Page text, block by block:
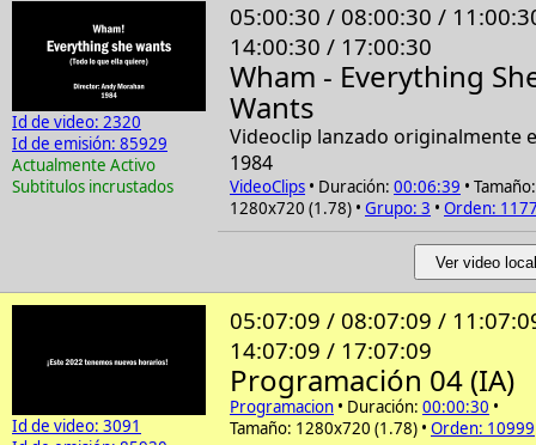
Id de video: 2320
Id de emisión: 85929
Actualmente Activo
Subtitulos incrustados
05:00:30 / 08:00:30 /
14:00:30 / 17:00:30
Wham - Everything
Wants
Videoclip lanzado originalmente
1984
VideoClips • Duración: 00:06:39 • Tamaño:
1280x720 (1.78) • Grupo: 3 • Orden:
Ver video local
Id de video: 3091
05:07:09 / 08:07:09 /
14:07:09 / 17:07:09
Programación 04 (IA)
Programacion • Duración: 00:00:30 •
Tamaño: 1280x720 (1.78) • Orden: 10999